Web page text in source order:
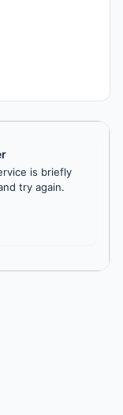
is briefly
try again.